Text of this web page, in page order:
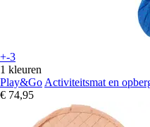
+-3
1 kleuren
Play&Go Activiteitsmat en
€ 74,95